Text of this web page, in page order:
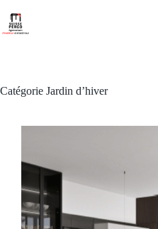
contenu
Catégorie Jardin d’hiver